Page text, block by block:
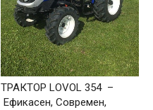
ТРАКТОР LOVOL 354 –
Ефикасен, Современ,